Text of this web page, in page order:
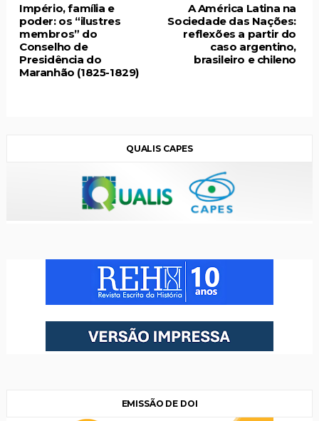
A América Latina na
Sociedade das Nações:
reflexões a partir do
caso argentino,
brasileiro e chileno
Império, família e
poder: os “ilustres
membros” do
Conselho de
Presidência do
Maranhão (1825-1829)
QUALIS CAPES
EMISSÃO DE DOI